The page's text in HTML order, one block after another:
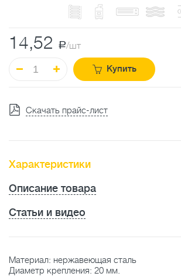
14,52 a/шт
Купить
Скачать прайс-лист
Характеристики
Описание товара
Статьи и видео
Материал: нержавеющая сталь
Диаметр крепления: 20 мм.